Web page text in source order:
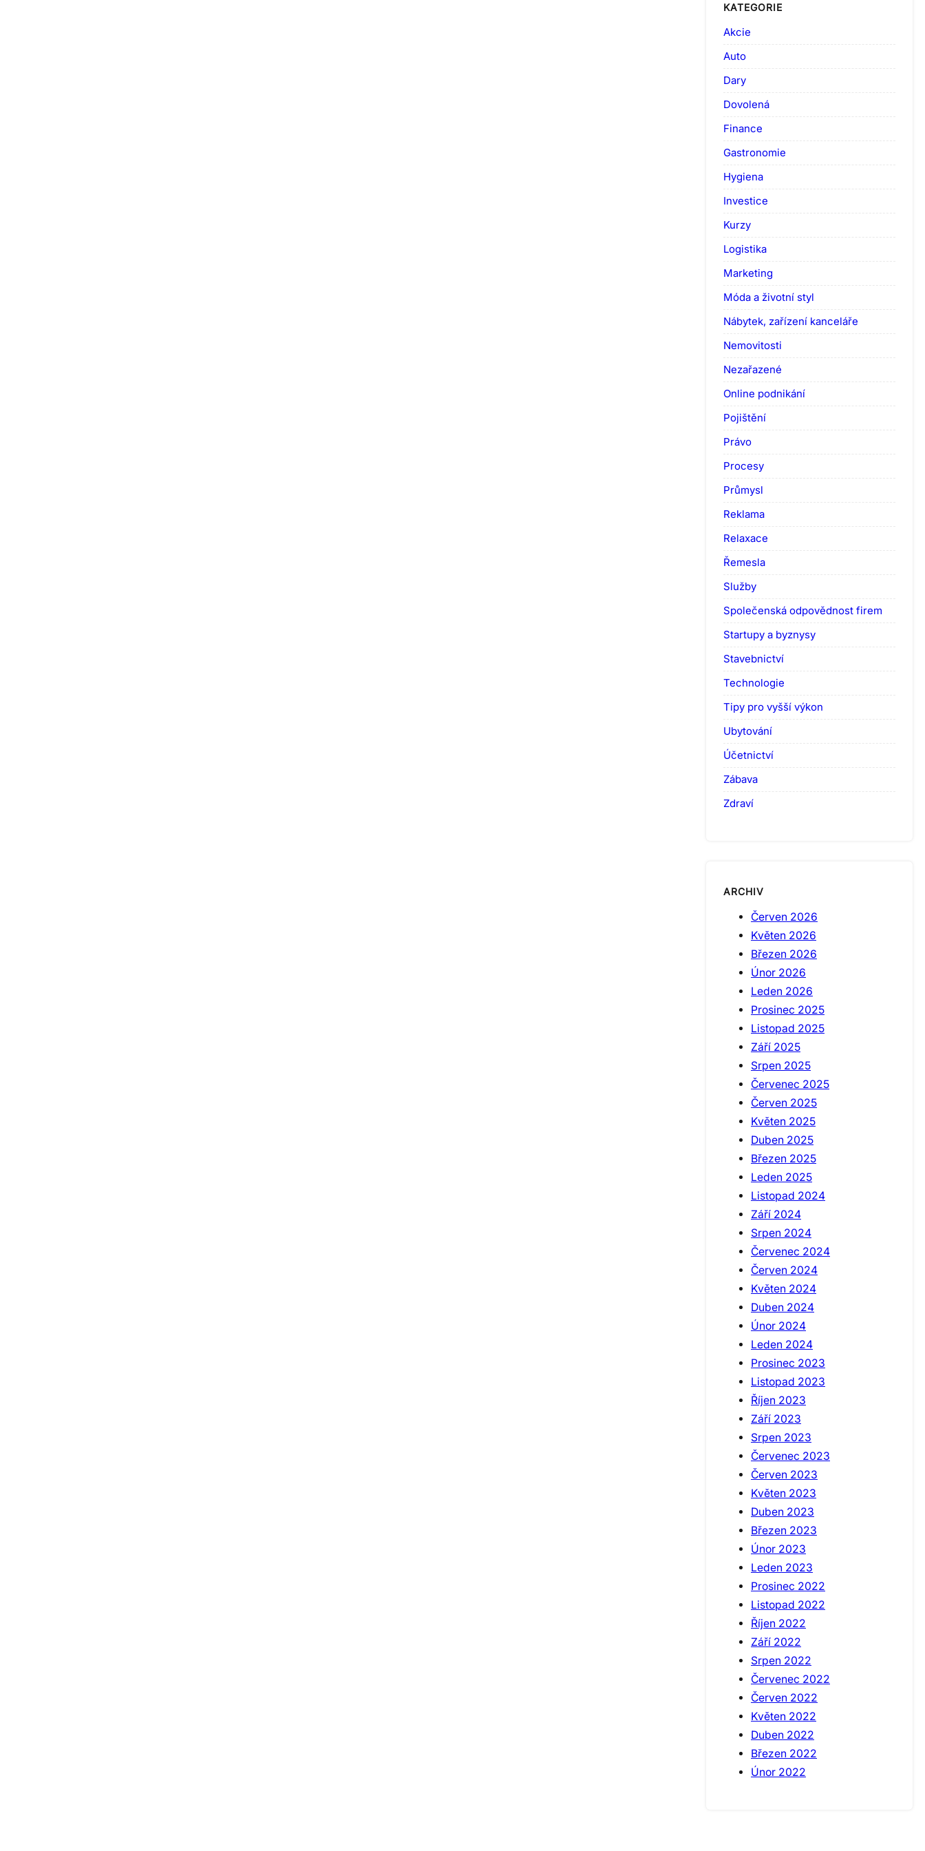
KATEGORIE
Akcie
Auto
Dary
Dovolená
Finance
Gastronomie
Hygiena
Investice
Kurzy
Logistika
Marketing
Móda a životní styl
Nábytek, zařízení kanceláře
Nemovitosti
Nezařazené
Online podnikání
Pojištění
Právo
Procesy
Průmysl
Reklama
Relaxace
Řemesla
Služby
Společenská odpovědnost firem
Startupy a byznysy
Stavebnictví
Technologie
Tipy pro vyšší výkon
Ubytování
Účetnictví
Zábava
Zdraví
ARCHIV
Červen 2026
Květen 2026
Březen 2026
Únor 2026
Leden 2026
Prosinec 2025
Listopad 2025
Září 2025
Srpen 2025
Červenec 2025
Červen 2025
Květen 2025
Duben 2025
Březen 2025
Leden 2025
Listopad 2024
Září 2024
Srpen 2024
Červenec 2024
Červen 2024
Květen 2024
Duben 2024
Únor 2024
Leden 2024
Prosinec 2023
Listopad 2023
Říjen 2023
Září 2023
Srpen 2023
Červenec 2023
Červen 2023
Květen 2023
Duben 2023
Březen 2023
Únor 2023
Leden 2023
Prosinec 2022
Listopad 2022
Říjen 2022
Září 2022
Srpen 2022
Červenec 2022
Červen 2022
Květen 2022
Duben 2022
Březen 2022
Únor 2022